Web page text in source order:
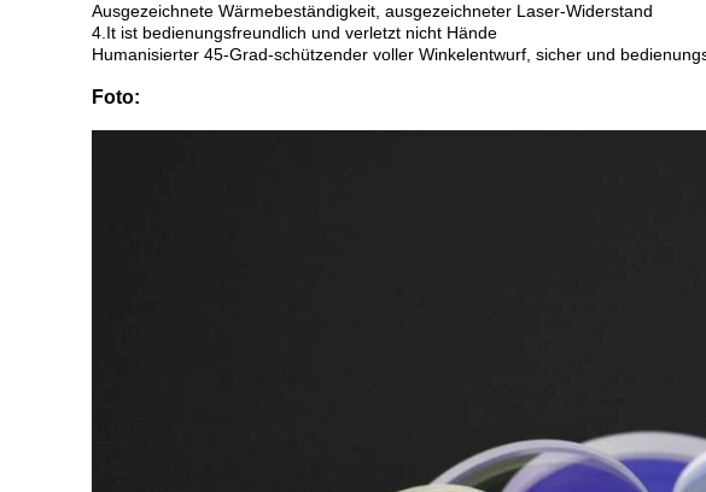
Ausgezeichnete Wärmebeständigkeit, ausgezeichneter Laser-Widerstand
4.It ist bedienungsfreundlich und verletzt nicht Hände
Humanisierter 45-Grad-schützender voller Winkelentwurf, sicher und
Foto: